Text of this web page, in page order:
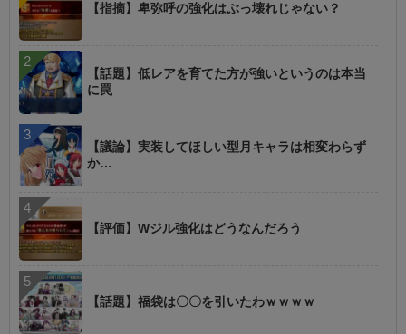
【指摘】卑弥呼の強化はぶっ壊れじゃない？
【話題】低レアを育てた方が強いというのは本当
に罠
【議論】実装してほしい型月キャラは相変わらず
か…
【評価】Wジル強化はどうなんだろう
【話題】福袋は〇〇を引いたわｗｗｗｗ